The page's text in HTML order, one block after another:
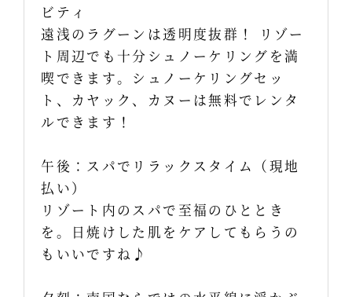
ビティ
遠浅のラグーンは透明度抜群！ リゾー
ト周辺でも十分シュノーケリングを満
喫できます。シュノーケリングセッ
ト、カヤック、カヌーは無料でレンタ
ルできます！
午後：スパでリラックスタイム（現地
払い）
リゾート内のスパで至福のひととき
を。日焼けした肌をケアしてもらうの
もいいですね♪